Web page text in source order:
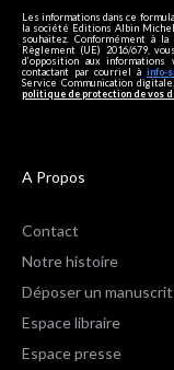
Les informations dans ce
la société Editions Albin
souhaitez. Conformément à
Règlement (UE) 2016/679,
d’opposition aux
contactant par courriel à info-
Service Communication
politique de protection de vos
A Propos
Contact
Notre histoire
Déposer un manuscrit
Espace libraire
Espace presse